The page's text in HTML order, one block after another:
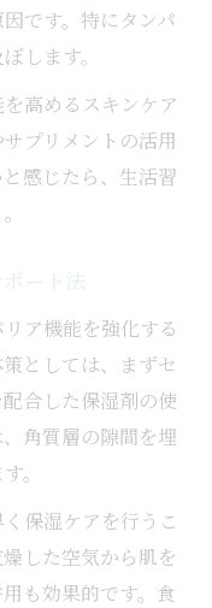
です。特にタンパ
します。
高めるスキンケア
プリメントの活用
感じたら、生活習
ート法
ア機能を強化する
としては、まずセ
合した保湿剤の使
角質層の隙間を埋
。
保湿ケアを行うこ
した空気から肌を
も効果的です。食